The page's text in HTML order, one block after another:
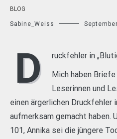
BLOG
Sabine_Weiss
D
ruckfehler in
Mich haben
Leserinnen und
einen ärgerlichen Druckfehler
aufmerksam gemacht haben.
101, Annika sei die jüngere